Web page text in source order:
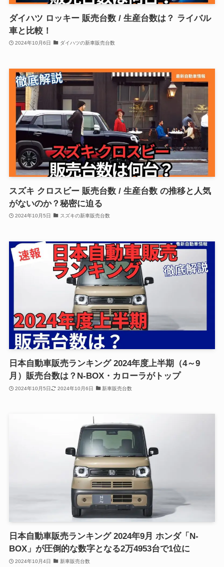
ダイハツ ロッキー 販売台数 / 生産台数は？ ライバル
車と比較！
2024年10月6日 ダイハツの新車販売台数
スズキ クロスビー 販売台数 / 生産台数 の推移と人気
がないのか？秘密に迫る
2024年10月5日 スズキの新車販売台数
日本自動車販売ランキング 2024年度上半期（4～9
月）販売台数は？N-BOX・カローラがトップ
2024年10月5日 2024年10月6日 新車販売台数
日本自動車販売ランキング 2024年9月 ホンダ「N-
BOX」が圧倒的な数字となる2万4953台で1位に
2024年10月4日 新車販売台数